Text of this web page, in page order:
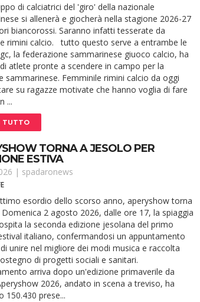
di calciatrici del 'giro' della nazionale
si allenerà e giocherà nella stagione 2026-27
biancorossi. Saranno infatti tesserate da
rimini calcio. tutto questo serve a entrambe le
la federazione sammarinese giuoco calcio, ha
atlete pronte a scendere in campo per la
sammarinese. Femminile rimini calcio da oggi
su ragazze motivate che hanno voglia di fare
...
TUTTO
TORNA A JESOLO PER
ESTIVA
| spadaronews
esordio dello scorso anno, aperyshow torna
2 agosto 2026, dalle ore 17, la spiaggia
la seconda edizione jesolana del primo
italiano, confermandosi un appuntamento
unire nel migliore dei modi musica e raccolta
di progetti sociali e sanitari.
arriva dopo un'edizione primaverile da
2026, andato in scena a treviso, ha
150.430 prese...